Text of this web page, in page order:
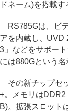
ドネーム)を搭載す
RS785Gは、ビ
アを内蔵し、UVD
3」などをサポー
には880Gという名
その新チップセ
+。メモリはDDR2
B)。拡張スロット